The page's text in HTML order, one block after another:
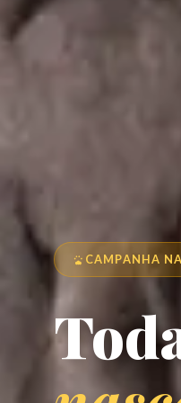
CAMPANHA